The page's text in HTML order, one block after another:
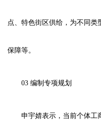
点、特色街区供给，为不同
保障等。
03 编制专项规划
申宇婧表示，当前个体工